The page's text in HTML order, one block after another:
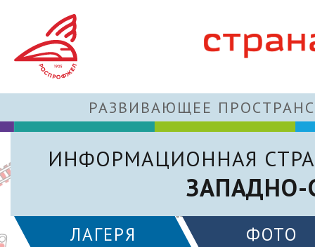
РАЗВИВАЮЩЕЕ
ИНФОРМАЦИОННАЯ
ЛАГЕРЯ ФОТО